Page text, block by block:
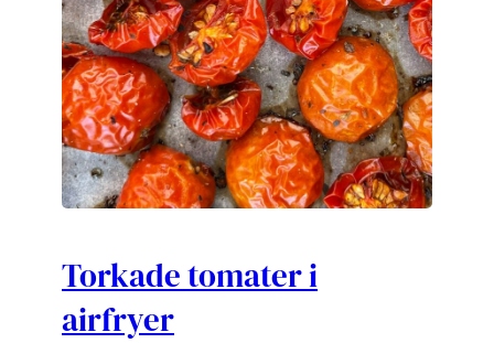
Torkade tomater i
airfryer